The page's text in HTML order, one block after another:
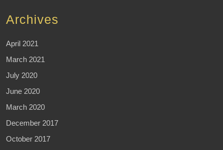
Archives
April 2021
March 2021
July 2020
June 2020
March 2020
December 2017
October 2017